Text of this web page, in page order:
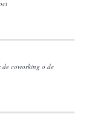
de coworking o de